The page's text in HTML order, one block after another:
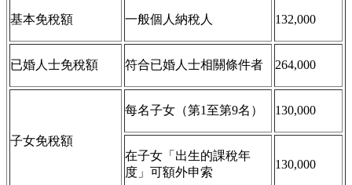
基本免稅額 一般個人納稅人 132,000
已婚人士免稅額 符合已婚人士相關條件者 264,000
子女免稅額
每名子女（第1至第9名） 130,000
在子女「出生的課稅年
度」可額外申索
130,000